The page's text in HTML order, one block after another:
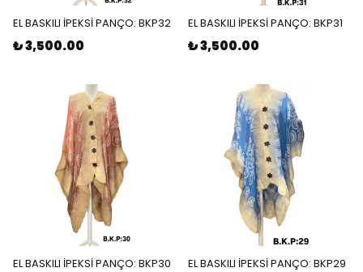
EL BASKILI İPEKSİ PANÇO: BKP32
₺ 3,500.00
EL BASKILI İPEKSİ PANÇO: BKP31
₺ 3,500.00
EL BASKILI İPEKSİ PANÇO: BKP30 EL BASKILI İPEKSİ PANÇO: BKP29